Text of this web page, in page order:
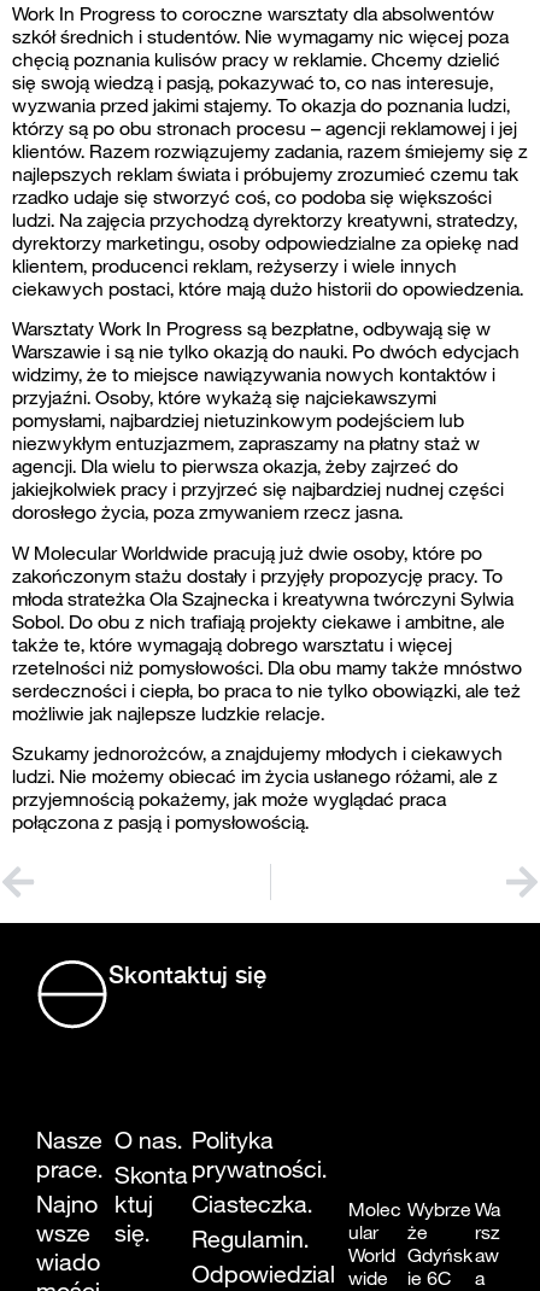
Work In Progress to coroczne warsztaty dla absolwentów
szkół średnich i studentów. Nie wymagamy nic więcej poza
chęcią poznania kulisów pracy w reklamie. Chcemy dzielić
się swoją wiedzą i pasją, pokazywać to, co nas interesuje,
wyzwania przed jakimi stajemy. To okazja do poznania ludzi,
którzy są po obu stronach procesu – agencji reklamowej i jej
klientów. Razem rozwiązujemy zadania, razem śmiejemy się z
najlepszych reklam świata i próbujemy zrozumieć czemu tak
rzadko udaje się stworzyć coś, co podoba się większości
ludzi. Na zajęcia przychodzą dyrektorzy kreatywni, stratedzy,
dyrektorzy marketingu, osoby odpowiedzialne za opiekę nad
klientem, producenci reklam, reżyserzy i wiele innych
ciekawych postaci, które mają dużo historii do opowiedzenia.
Warsztaty Work In Progress są bezpłatne, odbywają się w
Warszawie i są nie tylko okazją do nauki. Po dwóch edycjach
widzimy, że to miejsce nawiązywania nowych kontaktów i
przyjaźni. Osoby, które wykażą się najciekawszymi
pomysłami, najbardziej nietuzinkowym podejściem lub
niezwykłym entuzjazmem, zapraszamy na płatny staż w
agencji. Dla wielu to pierwsza okazja, żeby zajrzeć do
jakiejkolwiek pracy i przyjrzeć się najbardziej nudnej części
dorosłego życia, poza zmywaniem rzecz jasna.
W Molecular Worldwide pracują już dwie osoby, które po
zakończonym stażu dostały i przyjęły propozycję pracy. To
młoda strateżka Ola Szajnecka i kreatywna twórczyni Sylwia
Sobol. Do obu z nich trafiają projekty ciekawe i ambitne, ale
także te, które wymagają dobrego warsztatu i więcej
rzetelności niż pomysłowości. Dla obu mamy także mnóstwo
serdeczności i ciepła, bo praca to nie tylko obowiązki, ale też
możliwie jak najlepsze ludzkie relacje.
Szukamy jednorożców, a znajdujemy młodych i ciekawych
ludzi. Nie możemy obiecać im życia usłanego różami, ale z
przyjemnością pokażemy, jak może wyglądać praca
połączona z pasją i pomysłowością.
Skontaktuj się
Nasze
prace.
Najno
wsze
wiado
O nas.
Skonta
ktuj
się.
Polityka
prywatności.
Ciasteczka.
Regulamin.
Odpowiedzial
Molec
ular
World
wide
Wybrze
że
Gdyńsk
ie 6C
Wa
rsz
aw
a